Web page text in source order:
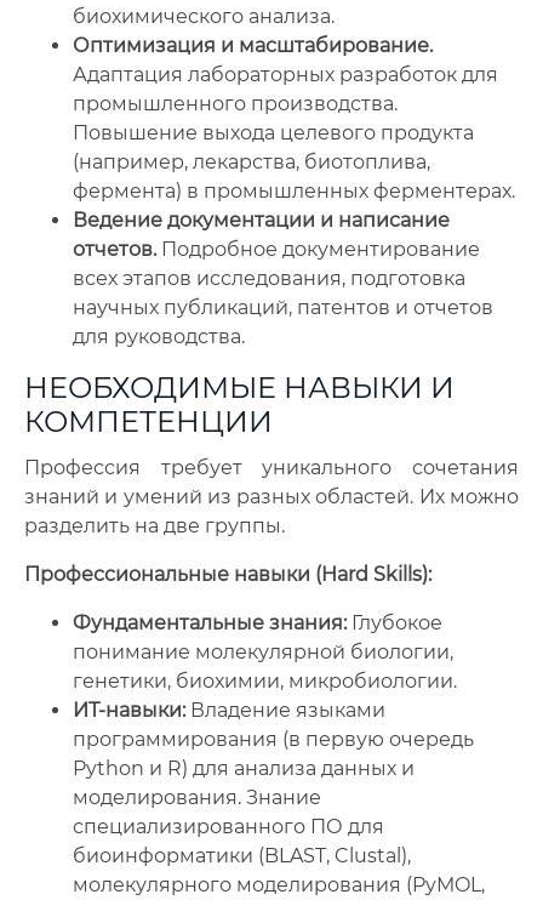
биохимического анализа.
Оптимизация и масштабирование.
Адаптация лабораторных разработок для
промышленного производства.
Повышение выхода целевого продукта
(например, лекарства, биотоплива,
фермента) в промышленных ферментерах.
Ведение документации и написание
отчетов.Подробное документирование
всех этапов исследования, подготовка
научных публикаций, патентов и отчетов
для руководства.
НЕОБХОДИМЫЕ НАВЫКИ И
КОМПЕТЕНЦИИ
Профессия требует уникального сочетания
знаний и умений из разных областей. Их можно
разделить на две группы.
Профессиональные навыки (Hard Skills):
Фундаментальные знания:Глубокое
понимание молекулярной биологии,
генетики, биохимии, микробиологии.
ИТ-навыки:Владение языками
программирования (в первую очередь
Python и R) для анализа данных и
моделирования. Знание
специализированного ПО для
биоинформатики (BLAST, Clustal),
молекулярного моделирования (PyMOL,